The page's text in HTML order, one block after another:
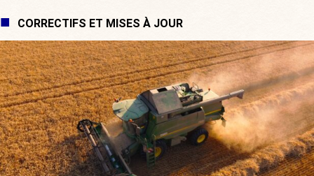
CORRECTIFS ET MISES À JOUR